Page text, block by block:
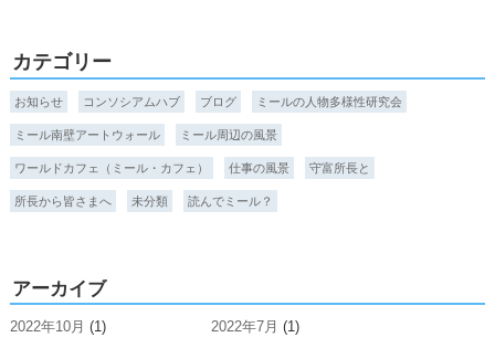
カテゴリー
お知らせ コンソシアムハブ ブログ ミールの人物多様性研究会
ミール南壁アートウォール ミール周辺の風景
ワールドカフェ（ミール・カフェ） 仕事の風景 守富所長と
所長から皆さまへ 未分類 読んでミール？
アーカイブ
2022年10月 (1) 2022年7月 (1)